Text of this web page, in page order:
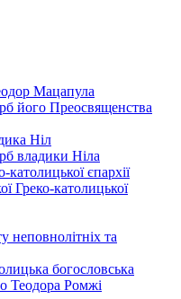
Мацапула
його Преосвященства
Ніл
владики Ніла
католицької єпархії
Греко-католицької
неповнолітніх та
богословська
Теодора Ромжі